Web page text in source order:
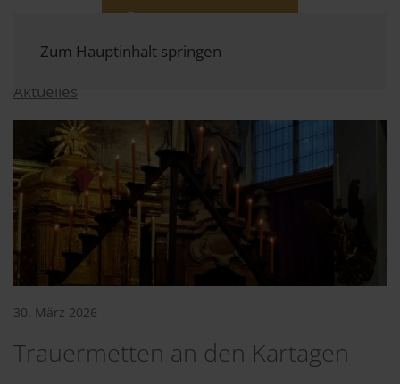
Zum Hauptinhalt springen
Aktuelles
30. März 2026
Trauermetten an den Kartagen